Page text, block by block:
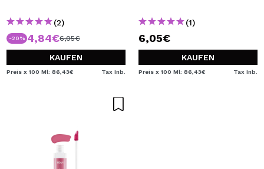
(2)
-20% 4,84€6,05€
KAUFEN
Preis x 100 Ml: 86,43€ Tax Inb.
(1)
6,05€
KAUFEN
Preis x 100 Ml: 86,43€ Tax Inb.